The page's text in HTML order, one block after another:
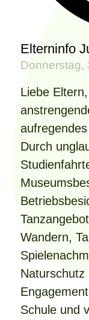
Elterninfo
Donnerstag,
Liebe
Durch
Wandern,
Naturschutz
Schule und